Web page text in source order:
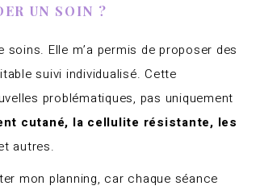
UN SOIN ?
Elle m’a permis de proposer des
suivi individualisé. Cette
problématiques, pas uniquement
cutané, la cellulite résistante, les
autres.
mon planning, car chaque séance